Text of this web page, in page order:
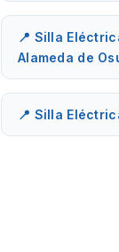
📍 Silla
Alameda de
📍 Silla